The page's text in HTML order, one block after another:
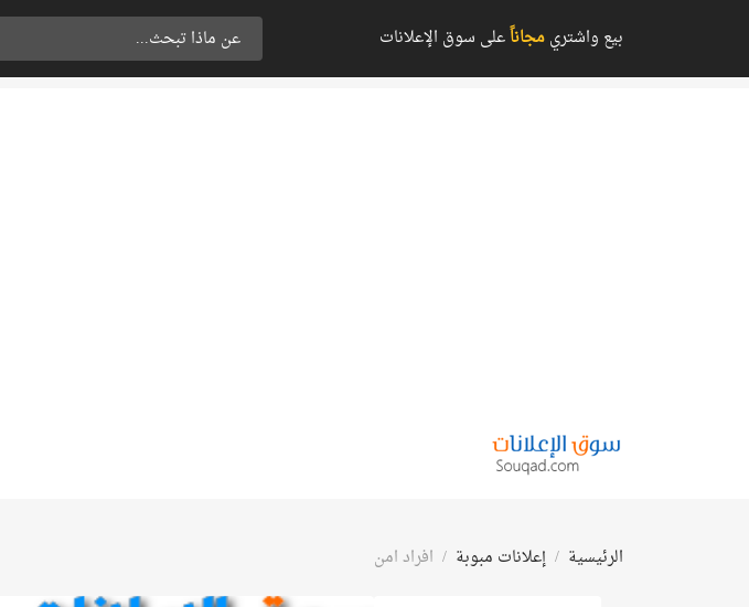
بيع واشتريمجاناًعلى سوق الإعلانات
الرئيسية إعلانات مبوبة افراد امن